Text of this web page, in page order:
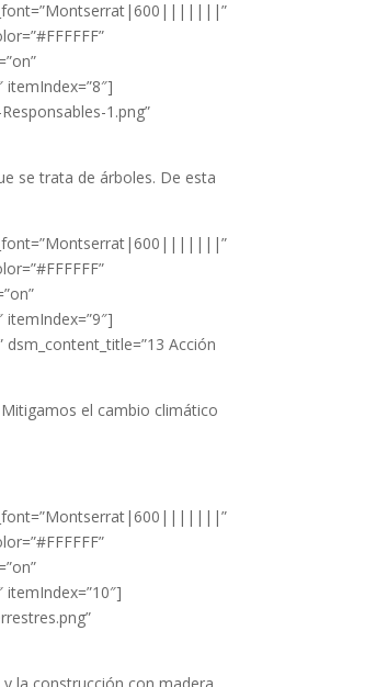
itemIndex=”8″]
1.png”
se trata de árboles. De esta
itemIndex=”9″]
Acción
el cambio climático
itemIndex=”10″]
la construcción con madera